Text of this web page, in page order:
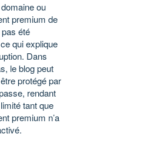
ou
premium de
pas été
qui explique
Dans
le blog peut
protégé par
rendant
tant que
premium n’a